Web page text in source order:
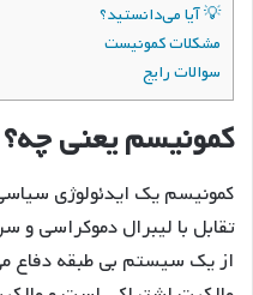
💡 آیا می‌دانستید؟
مشکلات کمونیست
سوالات رایج
کمونیسم یعنی چه؟
کمونیسم یک ایدئولوژی
تقابل با لیبرال دموکراسی
از یک سیستم بی طبقه دفاع